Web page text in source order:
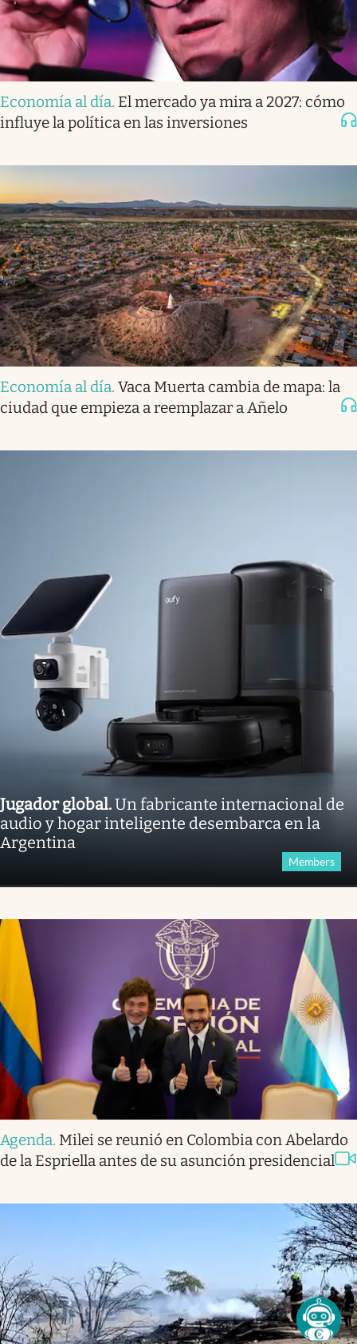
Economía al día. El mercado ya mira a 2027: cómo
influye la política en las inversiones
Economía al día. Vaca Muerta cambia de mapa: la
ciudad que empieza a reemplazar a Añelo
Jugador global.Un fabricante internacional de
audio y hogar inteligente desembarca en la
Argentina
Members
Agenda. Milei se reunió en Colombia con Abelardo
de la Espriella antes de su asunción presidencial